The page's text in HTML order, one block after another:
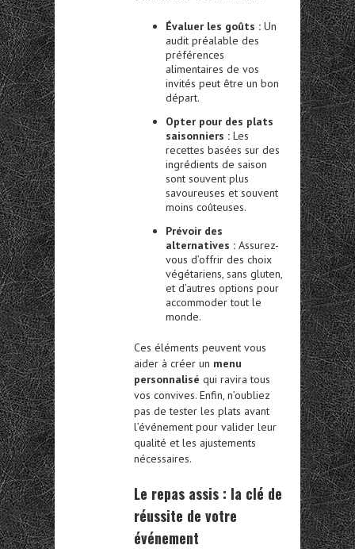
Évaluer les goûts : Un
audit préalable des
préférences
alimentaires de vos
invités peut être un bon
départ.
Opter pour des plats
saisonniers : Les
recettes basées sur des
ingrédients de saison
sont souvent plus
savoureuses et souvent
moins coûteuses.
Prévoir des
alternatives : Assurez-
vous d’offrir des choix
végétariens, sans gluten,
et d’autres options pour
accommoder tout le
monde.
Ces éléments peuvent vous
aider à créer un menu
personnalisé qui ravira tous
vos convives. Enfin, n’oubliez
pas de tester les plats avant
l’événement pour valider leur
qualité et les ajustements
nécessaires.
Le repas assis : la clé de
réussite de votre
événement